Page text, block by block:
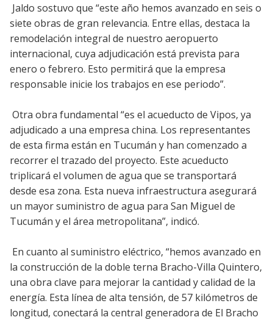
Jaldo sostuvo que “este año hemos avanzado en seis o
siete obras de gran relevancia. Entre ellas, destaca la
remodelación integral de nuestro aeropuerto
internacional, cuya adjudicación está prevista para
enero o febrero. Esto permitirá que la empresa
responsable inicie los trabajos en ese periodo”.
Otra obra fundamental “es el acueducto de Vipos, ya
adjudicado a una empresa china. Los representantes
de esta firma están en Tucumán y han comenzado a
recorrer el trazado del proyecto. Este acueducto
triplicará el volumen de agua que se transportará
desde esa zona. Esta nueva infraestructura asegurará
un mayor suministro de agua para San Miguel de
Tucumán y el área metropolitana”, indicó.
En cuanto al suministro eléctrico, “hemos avanzado en
la construcción de la doble terna Bracho-Villa Quintero,
una obra clave para mejorar la cantidad y calidad de la
energía. Esta línea de alta tensión, de 57 kilómetros de
longitud, conectará la central generadora de El Bracho